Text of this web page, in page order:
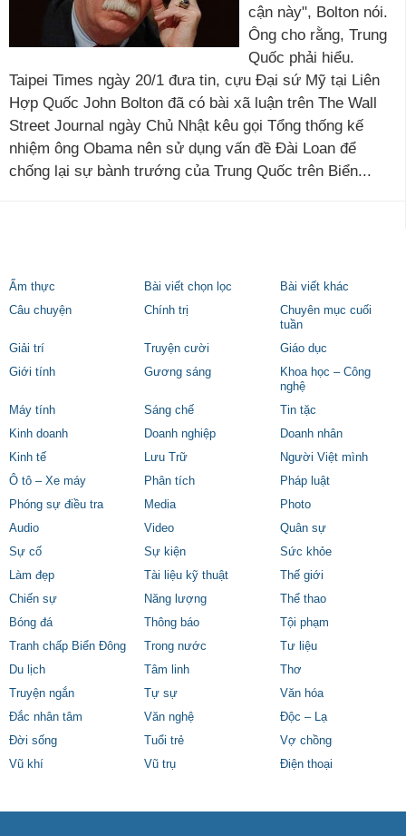
cận này", Bolton nói.
Ông cho rằng, Trung
Quốc phải hiểu.
Taipei Times ngày 20/1 đưa tin, cựu Đại sứ Mỹ tại Liên
Hợp Quốc John Bolton đã có bài xã luận trên The Wall
Street Journal ngày Chủ Nhật kêu gọi Tổng thống kế
nhiệm ông Obama nên sử dụng vấn đề Đài Loan để
chống lại sự bành trướng của Trung Quốc trên Biển...
Ẩm thực Bài viết chọn lọc
Bài viết khác
Câu chuyện
Chính trị
Chuyên mục cuối
tuần
Giải trí
Truyện cười
Giáo dục
Giới tính
Gương sáng
Khoa học – Công
nghệ
Máy tính
Sáng chế
Tin tặc
Kinh doanh
Doanh nghiệp
Doanh nhân
Kinh tế
Lưu Trữ
Người Việt mình
Ô tô – Xe máy
Phân tích
Pháp luật
Phóng sự điều tra
Media
Photo
Audio
Video
Quân sự
Sự cố
Sự kiện
Sức khỏe
Làm đẹp
Tài liệu kỹ thuật
Thế giới
Chiến sự
Năng lượng
Thể thao
Bóng đá
Thông báo
Tội phạm
Tranh chấp Biển Đông
Trong nước
Tư liệu
Du lịch
Tâm linh
Thơ
Truyện ngắn
Tự sự
Văn hóa
Đắc nhân tâm
Văn nghệ
Độc – Lạ
Đời sống
Tuổi trẻ
Vợ chồng
Vũ khí
Vũ trụ Điện thoại